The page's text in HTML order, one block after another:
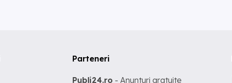
Parteneri
Publi24.ro - Anunturi gratuite